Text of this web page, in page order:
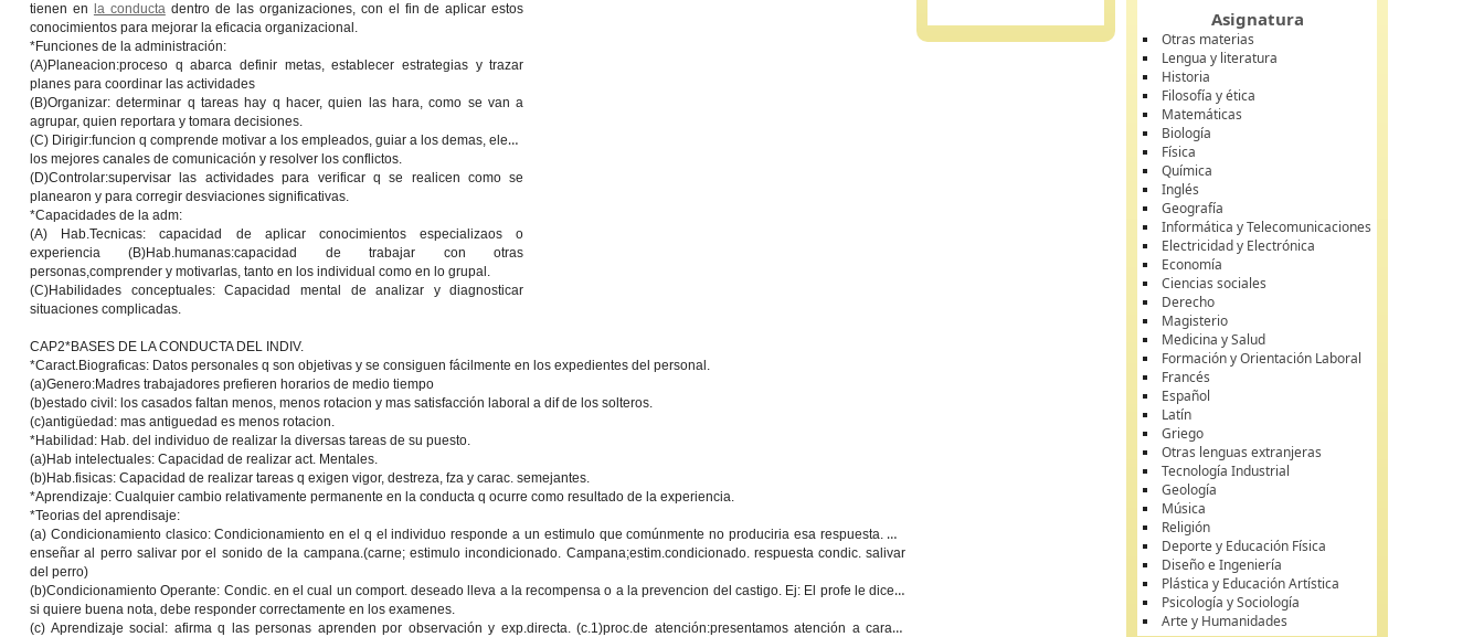
tienen en
la conductadentro de las organizaciones, con el fin de aplicar estos
conocimientos para mejorar la eficacia organizacional.
*Funciones de la administración:
(A)Planeacion:proceso q abarca definir metas, establecer estrategias y trazar
planes para coordinar las actividades
(B)Organizar: determinar q tareas hay q hacer, quien las hara, como se van a
agrupar, quien reportara y tomara decisiones.
(C) Dirigir:funcion q comprende motivar a los empleados, guiar a los demas, elegir
los mejores canales de comunicación y resolver los conflictos.
(D)Controlar:supervisar las actividades para verificar q se realicen como se
planearon y para corregir desviaciones significativas.
*Capacidades de la adm:
(A) Hab.Tecnicas: capacidad de aplicar conocimientos especializaos o
experiencia (B)Hab.humanas:capacidad de trabajar con otras
personas,comprender y motivarlas, tanto en los individual como en lo grupal.
(C)Habilidades conceptuales: Capacidad mental de analizar y diagnosticar
situaciones complicadas.
CAP2*BASES DE LA CONDUCTA DEL INDIV.
*Caract.Biograficas: Datos personales q son objetivas y se consiguen fácilmente en los expedientes del personal.
(a)Genero:Madres trabajadores prefieren horarios de medio tiempo
(b)estado civil: los casados faltan menos, menos rotacion y mas satisfacción laboral a dif de los solteros.
(c)antigüedad: mas antiguedad es menos rotacion.
*Habilidad: Hab. del individuo de realizar la diversas tareas de su puesto.
(a)Hab intelectuales: Capacidad de realizar act. Mentales.
(b)Hab.fisicas: Capacidad de realizar tareas q exigen vigor, destreza, fza y carac. semejantes.
*Aprendizaje: Cualquier cambio relativamente permanente en la conducta q ocurre como resultado de la experiencia.
*Teorias del aprendisaje:
(a) Condicionamiento clasico:Condicionamiento en el q el individuo responde a un estimulo que comúnmente no produciria esa respuesta. EJ:
enseñar al perro salivar por el sonido de la campana.(carne; estimulo incondicionado. Campana;estim.condicionado. respuesta condic. salivar
del perro)
(b)Condicionamiento Operante: Condic. en el cual un comport. deseado lleva a la recompensa o a la prevencion del castigo. Ej: El profe le dice q
si quiere buena nota, debe responder correctamente en los examenes.
(c) Aprendizaje social: afirma q las personas aprenden por observación y exp.directa. (c.1)proc.de atención:presentamos atención a caract.
Asignatura
Otras materias
Lengua y literatura
Historia
Filosofía y ética
Matemáticas
Biología
Física
Química
Inglés
Geografía
Informática y Telecomunicaciones
Electricidad y Electrónica
Economía
Ciencias sociales
Derecho
Magisterio
Medicina y Salud
Formación y Orientación Laboral
Francés
Español
Latín
Griego
Otras lenguas extranjeras
Tecnología Industrial
Geología
Música
Religión
Deporte y Educación Física
Diseño e Ingeniería
Plástica y Educación Artística
Psicología y Sociología
Arte y Humanidades